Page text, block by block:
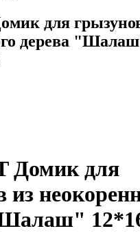
для
дерева
Домик для
из